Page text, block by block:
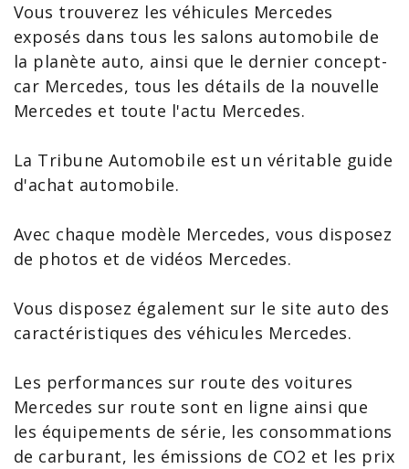
Vous trouverez lesvéhicules Mercedes
exposés dans tous les salons automobile de
la planète auto, ainsi que le dernier concept-
car Mercedes, tous les détails de la nouvelle
Mercedes et toute l'actu Mercedes.
La Tribune Automobile est un véritable guide
d'achat automobile.
Avec chaque modèle Mercedes, vous disposez
de photos et de vidéos Mercedes.
Vous disposez également sur le site auto des
caractéristiques des véhicules Mercedes.
Les performances sur route des voitures
Mercedes sur route sont en ligne ainsi que
les équipements de série, les consommations
de carburant, les émissions de CO2 et les prix